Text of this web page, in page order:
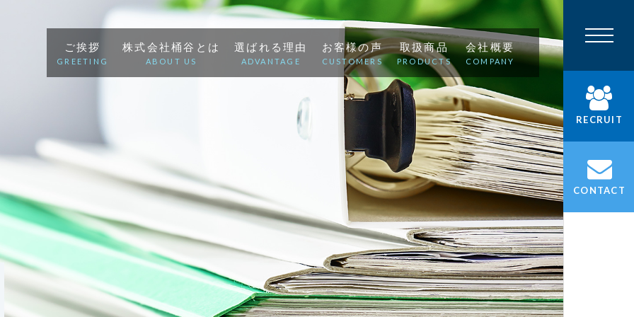
ご挨拶
GREETING
株式会社桶谷とは
ABOUT US
選ばれる理由
ADVANTAGE
お客様の声
CUSTOMERS
取扱商品
PRODUCTS
会社概要
COMPANY
RECRUIT
CONTACT